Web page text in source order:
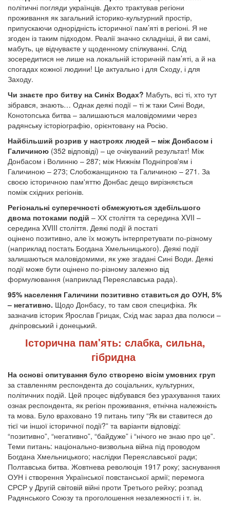
політичні погляди українців. Дехто трактував регіони
проживання як загальний історико-культурний простір,
припускаючи однорідність історичної пам’яті в регіоні. Я не
згоден із таким підходом. Реалії значно складніші, й ви самі,
мабуть, це відчуваєте у щоденному спілкуванні. Слід
зосередитися не лише на локальній історичній пам’яті, а й на
спогадах кожної людини! Це актуально і для Сходу, і для
Заходу.
Чи знаєте про битву на Синіх Водах? Мабуть, всі ті, хто тут
зібрався, знають… Однак деякі події – ті ж таки Сині Води,
Конотопська битва – залишаються маловідомими через
радянську історіографію, орієнтовану на Росію.
Найбільший розрив у настроях людей – між Донбасом і
Галичиною (352 відповіді) – це очікуваний результат! Між
Донбасом і Волинню – 287; між Нижнім Подніпров'ям і
Галичиною – 273; Слобожанщиною та Галичиною – 271. За
своєю історичною пам'яттю Донбас дещо вирізняється
поміж східних регіонів.
Регіональні суперечності обмежуються здебільшого
двома потоками подій – ХХ століття та середина XVII –
середина XVIII століття. Деякі події й постаті
оцінено позитивно, але їх можуть інтерпретувати по-різному
(наприклад постать Богдана Хмельницького). Деякі події
залишаються маловідомими, як уже згадані Сині Води. Деякі
події може бути оцінено по-різному залежно від
формулювання (наприклад Переяславська рада).
95% населення Галичини позитивно ставиться до ОУН, 5%
– негативно. Щодо Донбасу, то там своя специфіка. Як
зазначив історик Ярослав Грицак, Схід має зараз два полюси –
дніпровський і донецький.
Історична пам'ять: слабка, сильна,
гібридна
На основі опитування було створено вісім умовних груп
за ставленням респондента до соціальних, культурних,
політичних подій. Цей процес відбувався без урахування таких
ознак респондента, як регіон проживання, етнічна належність
та мова. Було враховано 19 питань типу “Як ви ставитеся до
тієї чи іншої історичної події?” та варіанти відповіді:
“позитивно”, “негативно”, “байдуже” і “нічого не знаю про це”.
Теми питань: національно-визвольна війна під проводом
Богдана Хмельницького; наслідки Переяславської ради;
Полтавська битва. Жовтнева революція 1917 року; заснування
ОУН і створення Української повстанської армії; перемога
СРСР у Другій світовій війні проти Третього рейху; розпад
Радянського Союзу та проголошення незалежності і т. ін.